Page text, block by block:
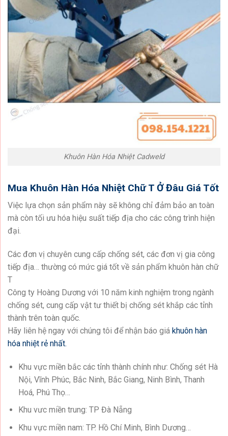
Khuôn Hàn Hóa Nhiệt Cadweld
Mua Khuôn Hàn Hóa Nhiệt Chữ T Ở Đâu Giá Tốt
Việc lựa chọn sản phẩm này sẽ không chỉ đảm bảo an toàn
mà còn tối ưu hóa hiệu suất tiếp địa cho các công trình hiện
đại.
Các đơn vị chuyên cung cấp chống sét, các đơn vị gia công
tiếp địa… thường có mức giá tốt về sản phẩm khuôn hàn chữ
T
Công ty Hoàng Dương với 10 năm kinh nghiệm trong ngành
chống sét, cung cấp vật tư thiết bị chống sét khắp các tỉnh
thành trên toàn quốc.
Hãy liên hệ ngay với chúng tôi để nhận báo giá khuôn hàn
hóa nhiệt rẻ nhất.
Khu vực miền bắc các tỉnh thành chính như: Chống sét Hà
Nội, Vĩnh Phúc, Bắc Ninh, Bắc Giang, Ninh Bình, Thanh
Hoá, Phú Thọ…
Khu vưc miền trung: TP Đà Nẵng
Khu vực miền nam: TP. Hồ Chí Minh, Bình Dương…